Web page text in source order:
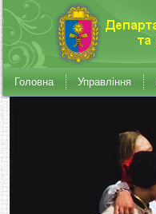
Головна Управління